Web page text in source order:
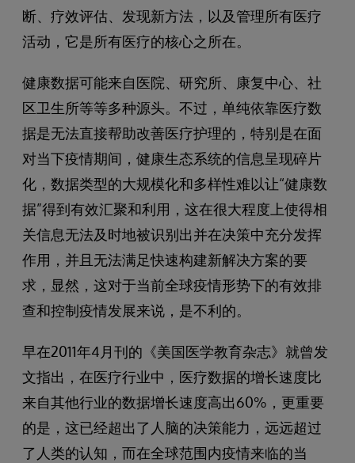
断、疗效评估、发现新方法，以及管理所有医疗
活动，它是所有医疗的核心之所在。
健康数据可能来自医院、研究所、康复中心、社
区卫生所等等多种源头。不过，单纯依靠医疗数
据是无法直接帮助改善医疗护理的，特别是在面
对当下疫情期间，健康生态系统的信息呈现碎片
化，数据类型的大规模化和多样性难以让“健康数
据”得到有效汇聚和利用，这在很大程度上使得相
关信息无法及时地被识别出并在决策中充分发挥
作用，并且无法满足快速构建新解决方案的要
求，显然，这对于当前全球疫情形势下的有效排
查和控制疫情发展来说，是不利的。
早在2011年4月刊的《美国医学教育杂志》就曾发
文指出，在医疗行业中，医疗数据的增长速度比
来自其他行业的数据增长速度高出60%，更重要
的是，这已经超出了人脑的决策能力，远远超过
了人类的认知，而在全球范围内疫情来临的当